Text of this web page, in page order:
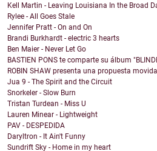
Kell Martin - Leaving Louisiana In the Broad
Rylee - All Goes Stale
Jennifer Pratt - On and On
Brandi Burkhardt - electric 3 hearts
Ben Maier - Never Let Go
BASTIEN PONS te comparte su álbum
ROBIN SHAW presenta una propuesta
Jua 9 - The Spirit and the Circuit
Snorkeler - Slow Burn
Tristan Turdean - Miss U
Lauren Minear - Lightweight
PAV - DESPEDIDA
Daryltron - It Ain't Funny
Sundrift Sky - Home in my heart